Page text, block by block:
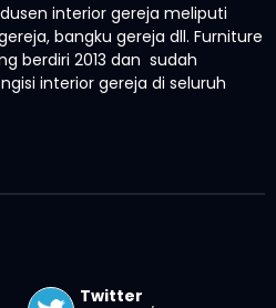
interior gereja meliputi
bangku gereja dll. Furniture
berdiri 2013 dan sudah
interior gereja di seluruh
Twitter